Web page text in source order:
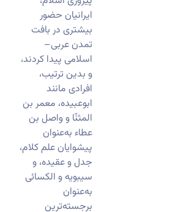
ایرانیان حضور
بیشتری در بافت
تمدن عربی–
اسلامی پیدا کردند،
و بدین ترتیب،
افرادی مانند
ابوعبیده، معمر بن
المثنّا و واصل بن
عطاء به‌عنوان
پیشوایان علم کلام،
جدل و عقیده، و
سیبویه و الکسائی
به‌عنوان
برجسته‌ترین